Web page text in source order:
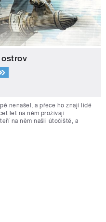
ostrov
nenašel, a přece ho znají lidé
let na něm prožívají
na něm našli útočiště, a